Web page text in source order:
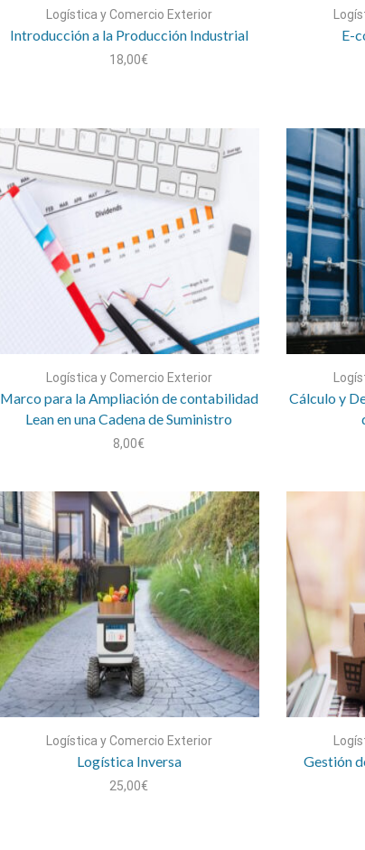
Logística y Comercio Exterior
Introducción a la Producción Industrial
18,00€
E-
Logística y Comercio Exterior
Marco para la Ampliación de contabilidad
Lean en una Cadena de Suministro
8,00€
Cálculo y
Logística y Comercio Exterior
Logística Inversa
25,00€
Gestión